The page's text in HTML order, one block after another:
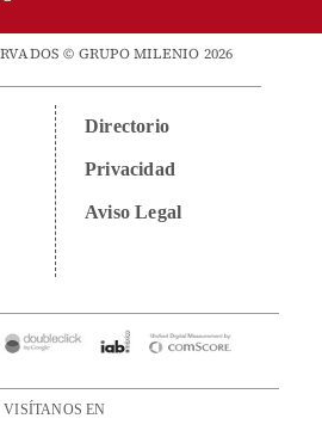
© GRUPO MILENIO 2026
Directorio
Privacidad
Aviso Legal
VISÍTANOS EN